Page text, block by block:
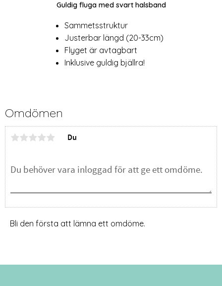
Guldig fluga med svart halsband
Sammetsstruktur
Justerbar längd (20-33cm)
Flyget är avtagbart
Inklusive guldig bjällra!
Omdömen
Du
Bli den första att lämna ett omdöme.